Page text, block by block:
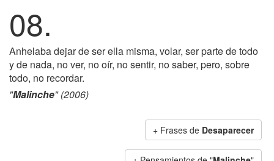
08.
Anhelaba dejar de ser ella misma, volar, ser parte de todo
y de nada, no ver, no oír, no sentir, no saber, pero, sobre
todo, no recordar.
"Malinche" (2006)
+ Frases de Desaparecer